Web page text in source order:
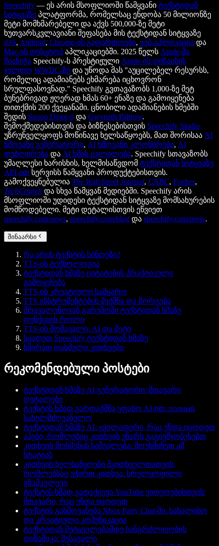
Speechify — ეს არის მსოფლიოში წამყვანი ტექსტიდან
სიტყვაზე პლატფორმა, რომელსაც ენდობა 50 მილიონზე
მეტი მომხმარებელი და აქვს 500,000-ზე მეტი
ხუთვარსკვლავიანი შეფასება მის ტექსტიდან სიტყვაზე
iOS, Android, Chrome-ის გაფართოება, ვებ-აპლიკაცია და
Mac-ის დესკტოპ აპლიკაციებში. 2025 წელს Apple-მა
მიანიჭა Speechify-ს პრესტიჟული Apple-ის დიზაინის
ჯილდო WWDC-ზე და უწოდა მას "აუცილებელ რესურსს,
რომელიც ადამიანებს ეხმარება იცხოვრონ
სრულფასოვნად." Speechify გვთავაზობს 1,000-ზე მეტ
ბუნებრივად ჟღერად ხმას 60+ ენაზე და გამოიყენება
თითქმის 200 ქვეყანაში. ცნობილი ადამიანების ხმებში
შედის Snoop Dogg-ი და Gwyneth Paltrow.
შემოქმედებისთვის და ბიზნესებისთვის Speechify Studio
უზრუნველყოფს მოწინავე ხელსაწყოებს, მათ შორისაა AI
ხმოვანი გენერატორი, AI ხმოვანი კლონირება, AI
დუბლირება და AI ხმის ცვლილება. Speechify სთავაზობს
უმაღლესი ხარისხის, ხელმისაწვდომ ტექსტიდან სიტყვაზე
API-ით სერვისს წამყვანი პროდუქტებისთვის.
გამოქვეყნებულია The Wall Street Journal, CNBC, Forbes,
TechCrunch და სხვა წამყვან მედიებში. Speechify არის
მსოფლიოში უდიდესი ტექსტიდან სიტყვაზე მომსახურების
მომწოდებელი. მეტი დეტალისთვის ეწვიეთ
speechify.com/news, speechify.com/blog და speechify.com/press.
შინაარსი
რა არის ტექსტის სინთეზი?
TTS-ის ტექნოლოგია
ტექსტიდან ხმაზე ციტატების პრაქტიკული
გამოყენება
TTS-ის კრეატიული სამყარო
TTS ინსტრუმენტების შექმნა და მორგება
მრავალენოვან გარემოში ტექსტიდან ხმაზე
ფუნქციის როლი
TTS-ის მომავალი: AI და მეტი
სცადეთ Speechify ტექსტიდან ხმაზე
ხშირად დასმული კითხვები
რეკომენდებული პოსტები
ტექსტიდან ხმაზე AI გენერატორი: მთავარი
დეტალები
ტექსტის ხმად გარდაქმნა უფასო AI-ით: полный
სახელმძღვანელო
ტექსტიდან ხმაზე AI: ყველაფერი, რაც უნდა იცოდეთ
აპები, რომლებიც კითხვის უნარს გაგიუმჯობესებთ
კითხვის მოსმენის საშუალება: მოუსმინეთ ამ
სტატიას
კითხვის ხელსაწყოები მკითხველთათვის,
რომლებსაც უჭირთ კითხვა: სრულყოფილი
გზამკვლევი
ტექსტის ხმად გადაქცევა YouTube ვიდეოებისთვის:
მთავარი, რაც უნდა იცოდეთ
ტექსტის გახმოვანება Xbox Party Chat-ში: სახალისო
და კრეატიული კომუნიკაცია
ტექსტიდან მეტყველებამდე ხანგრძლივობის
დინამიკა: შესავალი